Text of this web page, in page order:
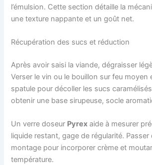
l’émulsion. Cette section détaille la
une texture nappante et un goût net.
Récupération des sucs et réduction
Après avoir saisi la viande, dégraisser
Verser le vin ou le bouillon sur feu moyen
spatule pour décoller les sucs
obtenir une base sirupeuse, socle
Un verre doseur Pyrex aide à mesurer
liquide restant, gage de régularité. Passer
montage pour incorporer crème et
température.